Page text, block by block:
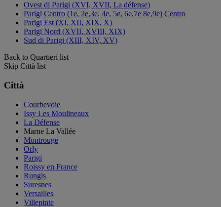
Ovest di Parigi (XVI, XVII, La défense)
Parigi Centro (1e, 2e,3e, 4e, 5e, 6e,7e 8e,9e) Centro
Parigi Est (XI, XII, XIX, X)
Parigi Nord (XVII, XVIII, XIX)
Sud di Parigi (XIII, XIV, XV)
Back to Quartieri list
Skip Città list
Città
Courbevoie
Issy Les Moulineaux
La Défense
Marne La Vallée
Montrouge
Orly
Parigi
Roissy en France
Rungis
Suresnes
Versailles
Villepinte